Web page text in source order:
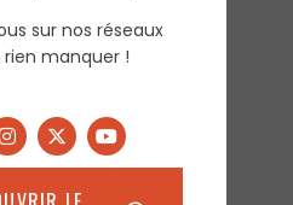
sur nos réseaux
manquer !